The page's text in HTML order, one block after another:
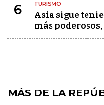
6 TURISMO
Asia sigue
más
MÁS DE LA